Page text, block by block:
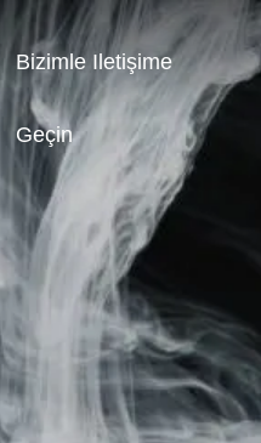
Bizimle Iletişime
Geçin